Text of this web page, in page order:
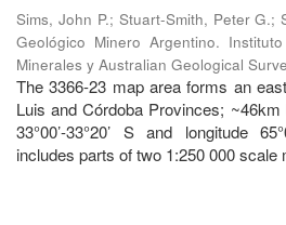
Sims, John P.; Stuart-Smith, Peter G.;
Geológico Minero Argentino.
Minerales y Australian Geological
The 3366-23 map area forms an
Luis and Córdoba Provinces;
33°00’-33°20’ S and longitude
includes parts of two 1:250 000 scale